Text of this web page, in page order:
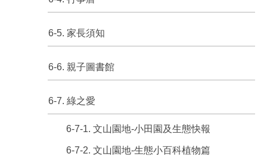
6-5. 家長須知
6-6. 親子圖書館
6-7. 綠之愛
6-7-1. 文山園地-小田園及生態快報
6-7-2. 文山園地-生態小百科植物篇